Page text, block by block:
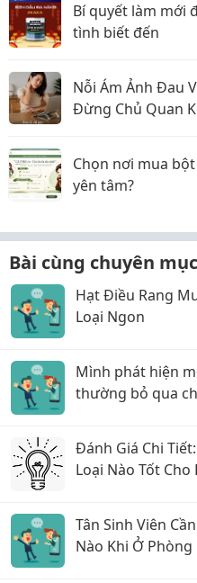
Bí quyết làm mới
tình biết đến
Nỗi Ám Ảnh Đau
Đừng Chủ Quan
Chọn nơi mua
yên tâm?
Bài cùng chuyên mục
Hạt Điều Rang
Loại Ngon
Mình phát hiện
thường bỏ qua
Đánh Giá Chi
Loại Nào Tốt Cho
Tân Sinh Viên
Nào Khi Ở Phòng